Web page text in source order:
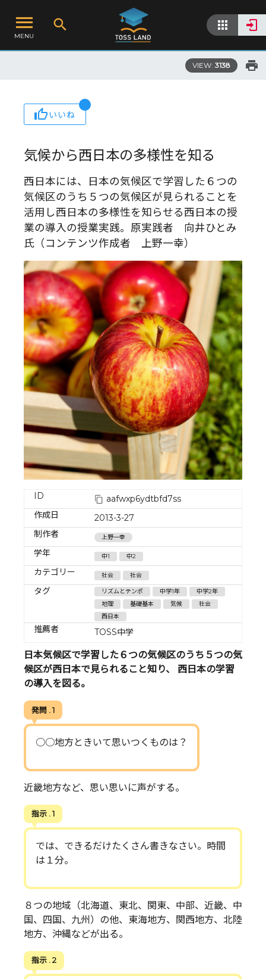
MENU
VIEW: 3138
いいね
気候から西日本の多様性を知る
西日本には、日本の気候区で学習した６つの
気候区のうち５つの気候区が見られることを
活用し西日本の多様性を知らせる西日本の授
業の導入の授業実践。原実践者 向井ひとみ
氏（コンテンツ作成者 上野一幸）
ID
aafwxp6ydtbfd7ss
作成日
2013-3-27
制作者
上野一幸
学年 中1 中2
カテゴリー 社会 社会
タグ リズムとテンポ 中学1年
中学2年
地理
基礎基本 気候
社会
西日本
推薦者 TOSS中学
日本気候区で学習した６つの気候区のうち５つの気
候区が西日本で見られること知り、 西日本の学習
の導入を図る。
発問 . 1
○○地方ときいて思いつくものは？
近畿地方など、思い思いに声がする。
指示 . 1
では、できるだけたくさん書きなさい。時間
は１分。
８つの地域（北海道、東北、関東、中部、近畿、中
国、四国、九州）の他、東海地方、関西地方、北陸
地方、沖縄などが出る。
指示 . 2